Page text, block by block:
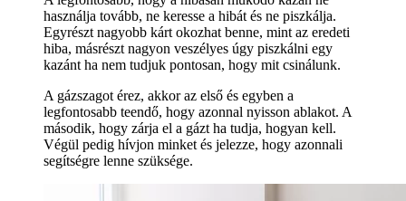
használja tovább, ne keresse a hibát és ne piszkálja.
Egyrészt nagyobb kárt okozhat benne, mint az eredeti
hiba, másrészt nagyon veszélyes úgy piszkálni egy
kazánt ha nem tudjuk pontosan, hogy mit csinálunk.
A gázszagot érez, akkor az első és egyben a
legfontosabb teendő, hogy azonnal nyisson ablakot. A
második, hogy zárja el a gázt ha tudja, hogyan kell.
Végül pedig hívjon minket és jelezze, hogy azonnali
segítségre lenne szüksége.